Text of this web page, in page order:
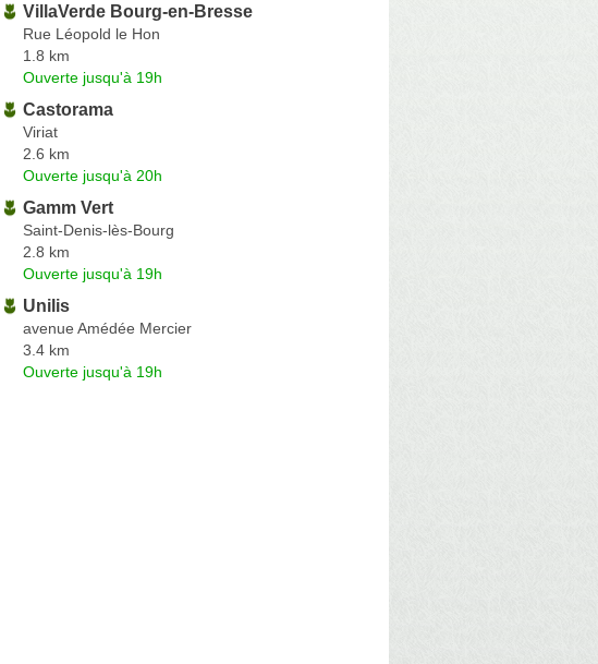
VillaVerde Bourg-en-Bresse
Rue Léopold le Hon
1.8 km
Ouverte jusqu'à 19h
Castorama
Viriat
2.6 km
Ouverte jusqu'à 20h
Gamm Vert
Saint-Denis-lès-Bourg
2.8 km
Ouverte jusqu'à 19h
Unilis
avenue Amédée Mercier
3.4 km
Ouverte jusqu'à 19h